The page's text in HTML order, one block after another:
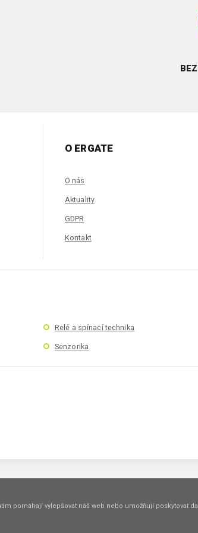
O ERGATE
O nás
Aktuality
GDPR
Kontakt
Relé a spínací technika
Senzorika
pomáhají vylepšovat náš web nebo umožňují poskytovat